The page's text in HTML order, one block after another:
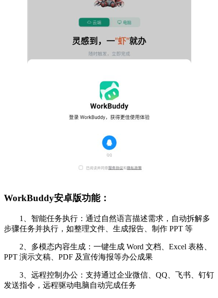
WorkBuddy安卓版功能：
‌1、智能任务执行‌：通过自然语言描述需求，自动拆解多
步骤任务并执行，如整理文件、生成报告、制作 PPT 等
2、多模态内容生成‌：一键生成 Word 文档、Excel 表格、
PPT 演示文稿、PDF 及宣传海报等办公成果
‌3、远程控制办公‌：支持通过企业微信、QQ、飞书、钉钉
发送指令，远程驱动电脑自动完成任务